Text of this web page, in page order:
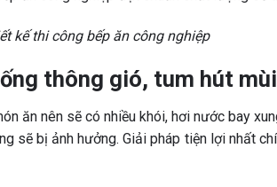
kế thi công bếp ăn công nghiệp
thông gió, tum hút mùi
ăn nên sẽ có nhiều khói, hơi nước bay
sẽ bị ảnh hưởng. Giải pháp tiện lợi nhất